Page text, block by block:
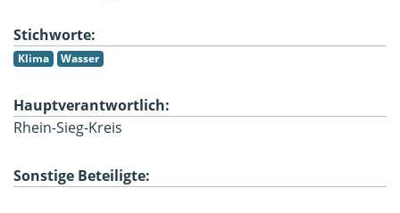
Stichworte:
Klima Wasser
Hauptverantwortlich:
Rhein-Sieg-Kreis
Sonstige Beteiligte: